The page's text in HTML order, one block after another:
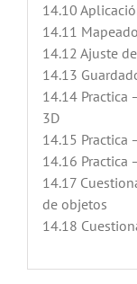
14.10
14.11 Mapeado
14.12 Ajuste
14.13
14.14 Practica
3D
14.15 Practica
14.16 Practica
14.17
de objetos
14.18